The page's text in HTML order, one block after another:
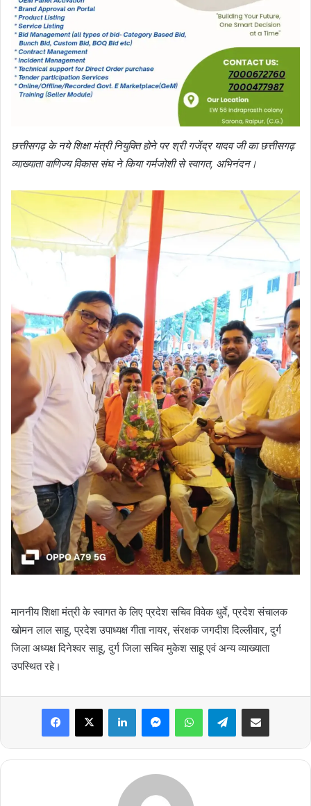
छत्तीसगढ़ के नये शिक्षा मंत्री नियुक्ति हाेने पर श्री गजेंद्र यादव जी का छत्तीसगढ़
व्याख्याता वाणिज्य विकास संघ ने किया गर्मजोशी से स्वागत, अभिनंदन।
माननीय शिक्षा मंत्री के स्वागत के लिए प्रदेश सचिव विवेक धुर्वे, प्रदेश संचालक
खाेमन लाल साहू, प्रदेश उपाध्यक्ष गीता नायर, संरक्षक जगदीश दिल्लीवार, दुर्ग
जिला अध्यक्ष दिनेश्वर साहू, दुर्ग जिला सचिव मुकेश साहू एवं अन्य व्याख्याता
उपस्थित रहे।
Facebook
X LinkedInMessengerWhatsAppTelegramShare via Email